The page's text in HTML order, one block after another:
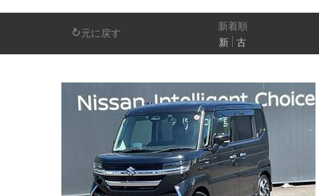
パーキングアシスト
車線逸脱警報
人気の装備
LEDヘッドライト
アイドリングストップ
元に戻す
新着順
新
古